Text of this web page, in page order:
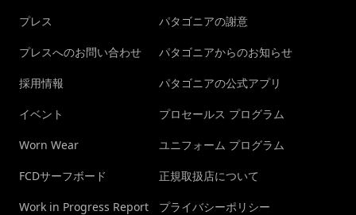
プレス
プレスへのお問い合わせ
採用情報
イベント
Worn Wear
FCDサーフボード
Work in Progress Report
パタゴニアの謝意
パタゴニアからのお知らせ
パタゴニアの公式アプリ
プロセールス プログラム
ユニフォーム プログラム
正規取扱店について
プライバシーポリシー